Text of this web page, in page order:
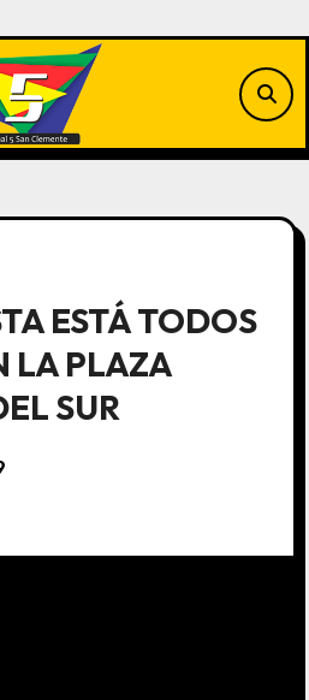
ESTÁ TODOS
LA PLAZA
SUR